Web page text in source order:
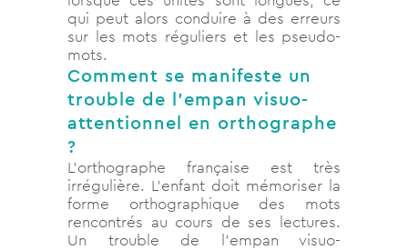
qui peut alors conduire à des erreurs
sur les mots réguliers et les pseudo-
mots.
Comment se manifeste un
trouble de l’empan visuo-
attentionnel en orthographe
?
L’orthographe française est très
irrégulière. L’enfant doit mémoriser la
forme orthographique des mots
rencontrés au cours de ses lectures.
Un trouble de l’empan visuo-